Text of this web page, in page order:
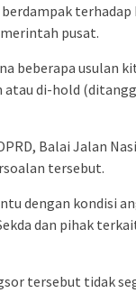
terhadap
pusat.
beberapa usulan
di-hold
Balai Jalan
tersebut.
dengan kondisi
dan pihak
tersebut tidak